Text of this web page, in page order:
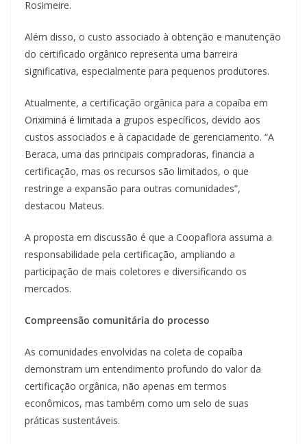
Rosimeire.
Além disso, o custo associado à obtenção e manutenção
do certificado orgânico representa uma barreira
significativa, especialmente para pequenos produtores.
Atualmente, a certificação orgânica para a copaíba em
Oriximiná é limitada a grupos específicos, devido aos
custos associados e à capacidade de gerenciamento. “A
Beraca, uma das principais compradoras, financia a
certificação, mas os recursos são limitados, o que
restringe a expansão para outras comunidades”,
destacou Mateus.
A proposta em discussão é que a Coopaflora assuma a
responsabilidade pela certificação, ampliando a
participação de mais coletores e diversificando os
mercados.
Compreensão comunitária do processo
As comunidades envolvidas na coleta de copaíba
demonstram um entendimento profundo do valor da
certificação orgânica, não apenas em termos
econômicos, mas também como um selo de suas
práticas sustentáveis.